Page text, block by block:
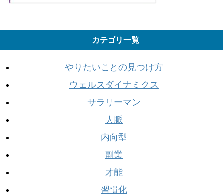
カテゴリ一覧
やりたいことの見つけ方
ウェルスダイナミクス
サラリーマン
人脈
内向型
副業
才能
習慣化